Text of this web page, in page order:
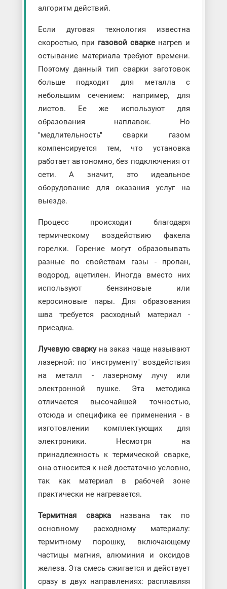
алгоритм действий.
Если дуговая технология известна
скоростью, при газовой сварке нагрев и
остывание материала требуют времени.
Поэтому данный тип сварки заготовок
больше подходит для металла с
небольшим сечением: например, для
листов. Ее же используют для
образования наплавок. Но
"медлительность" сварки газом
компенсируется тем, что установка
работает автономно, без подключения от
сети. А значит, это идеальное
оборудование для оказания услуг на
выезде.
Процесс происходит благодаря
термическому воздействию факела
горелки. Горение могут образовывать
разные по свойствам газы - пропан,
водород, ацетилен. Иногда вместо них
используют бензиновые или
керосиновые пары. Для образования
шва требуется расходный материал -
присадка.
Лучевую сваркуна заказ чаще называют
лазерной: по "инструменту" воздействия
на металл - лазерному лучу или
электронной пушке. Эта методика
отличается высочайшей точностью,
отсюда и специфика ее применения - в
изготовлении комплектующих для
электроники. Несмотря на
принадлежность к термической сварке,
она относится к ней достаточно условно,
так как материал в рабочей зоне
практически не нагревается.
Термитная сварканазвана так по
основному расходному материалу:
термитному порошку, включающему
частицы магния, алюминия и оксидов
железа. Эта смесь сжигается и действует
сразу в двух направлениях: расплавляя